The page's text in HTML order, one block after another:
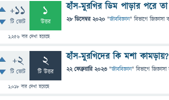
+11
টি ভোট
1
উত্তর
1,256বার দেখা হয়েছে
হাঁস-মুরগির ডিম পাড়ার পরে
28 ডিসেম্বর 2020 "জীববিজ্ঞান" বিভাগে জিজ্ঞাসা
+2
টি ভোট
2
টি উত্তর
1,018 বার দেখা হয়েছে
হাঁস-মুরগিদের কি মশা কামড়ায়?
22 ফেব্রুয়ারি 2023 "জীববিজ্ঞান" বিভাগে জিজ্ঞাসা